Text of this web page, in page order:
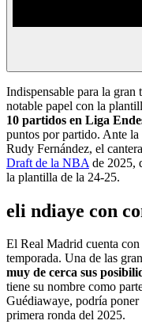
Indispensable para la
notable papel con la
10 partidos en Liga
puntos por partido. Ante
Rudy Fernández, el
Draft de la NBA de 2025,
la plantilla de la 24-25.
eli ndiaye con
El Real Madrid cuenta con
temporada. Una de las
muy de cerca sus
tiene su nombre como
Guédiawaye, podría
primera ronda del 2025.